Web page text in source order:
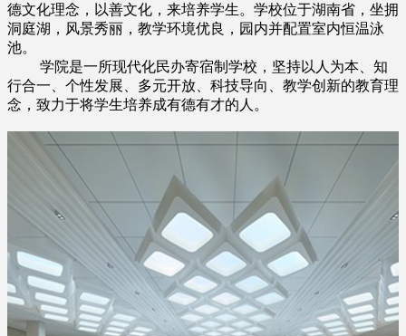
德文化理念，以善文化，来培养学生。学校位于湖南省，坐拥
洞庭湖，风景秀丽，教学环境优良，园内并配置室内恒温泳
池。
学院是一所现代化民办寄宿制学校，坚持以人为本、知
行合一、个性发展、多元开放、科技导向、教学创新的教育理
念，致力于将学生培养成有德有才的人。